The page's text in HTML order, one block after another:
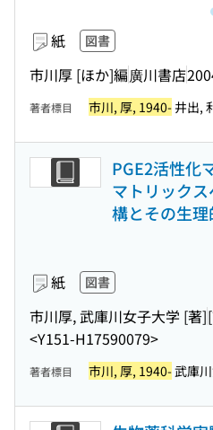
紙 図書
市川厚 [ほか]編廣川書店
著者標目 市川, 厚, 1940- 井出,
PGE2活性化
マトリック
構とその生
紙 図書
市川厚, 武庫川女子大学 [著]
<Y151-H17590079>
著者標目 市川, 厚, 1940-武庫